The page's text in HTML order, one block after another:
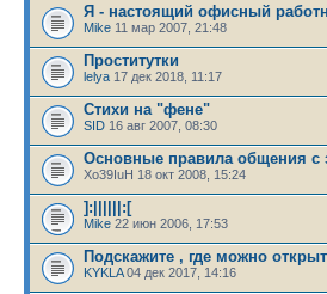
Я - настоящий офисный
Mike 11 мар 2007, 21:48
Проститутки
lelya 17 дек 2018, 11:17
Стихи на "фене"
SID 16 авг 2007, 08:30
Основные правила общения с
Xo39IuH 18 окт 2008, 15:24
]:||||||:[
Mike 22 июн 2006, 17:53
Подскажите , где можно
KYKLA04 дек 2017, 14:16